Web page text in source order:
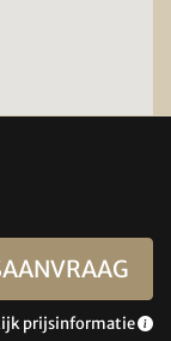
prijsinformatie